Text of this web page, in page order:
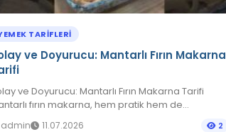
TARIFLERI
ve Doyurucu: Mantarlı Fırın Makarna
ve Doyurucu: Mantarlı Fırın Makarna Tarifi
fırın makarna, hem pratik hem de...
admin 11.07.2026 2